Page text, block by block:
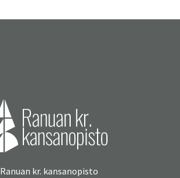
Ranuan kr. kansanopisto